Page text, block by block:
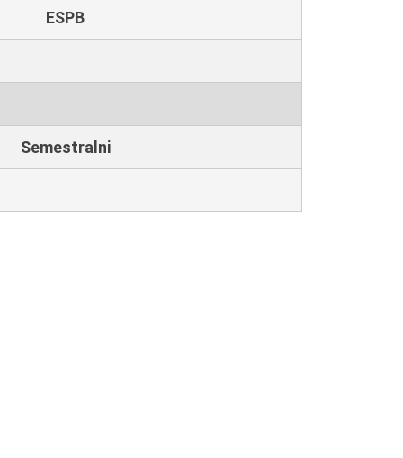
ESPB
Semestralni